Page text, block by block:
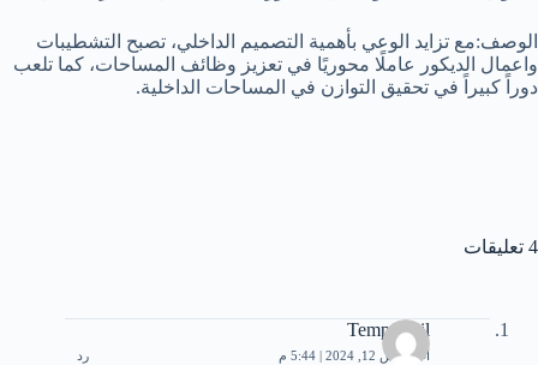
الوصف:مع تزايد الوعي بأهمية التصميم الداخلي، تصبح التشطيبات
واعمال الديكور عاملًا محوريًا في تعزيز وظائف المساحات، كما تلعب
دوراً كبيراً في تحقيق التوازن في المساحات الداخلية.
4 تعليقات
Temp Mail
أغسطس 12, 2024 | 5:44 م رد